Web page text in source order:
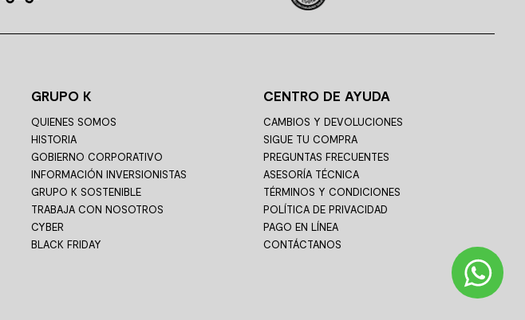
GRUPO K
QUIENES SOMOS
HISTORIA
GOBIERNO CORPORATIVO
INFORMACIÓN INVERSIONISTAS
GRUPO K SOSTENIBLE
TRABAJA CON NOSOTROS
CYBER
BLACK FRIDAY
CENTRO DE AYUDA
CAMBIOS Y DEVOLUCIONES
SIGUE TU COMPRA
PREGUNTAS FRECUENTES
ASESORÍA TÉCNICA
TÉRMINOS Y CONDICIONES
POLÍTICA DE PRIVACIDAD
PAGO EN LÍNEA
CONTÁCTANOS